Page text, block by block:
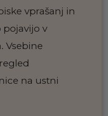
vprašanj in
pojavijo v
Vsebine
na ustni